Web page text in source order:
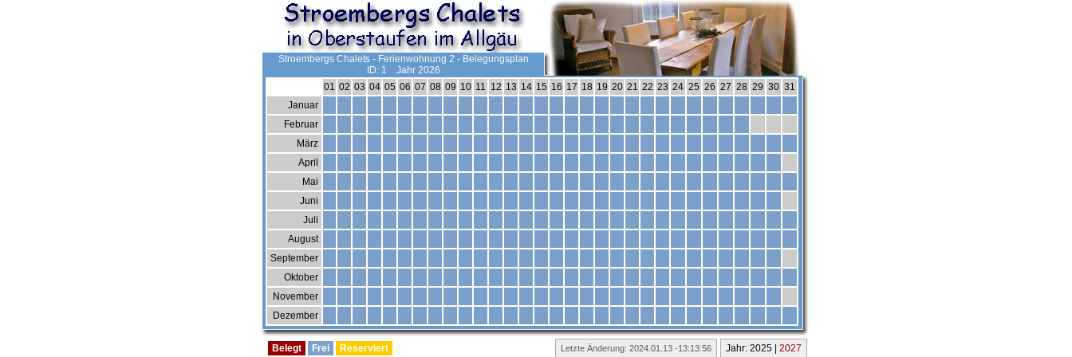
Stroembergs Chalets - Ferienwohnung 2 - Belegungsplan
ID: 1 Jahr 2026
01 02 03 04 05 06 07 08 09 10 11 12 13 14 15 16 17 18 19 20 21 22 23 24 25 26 27 28 29 30 31
Januar
Februar
März
April
Mai
Juni
Juli
August
September
Oktober
November
Dezember
Belegt Frei Reserviert Letzte Änderung: 2024.01.13 -13:13:56 Jahr: 2025 | 2027